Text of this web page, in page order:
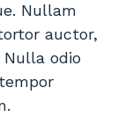
Nullam
auctor,
odio